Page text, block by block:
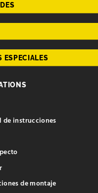
ESPECIALES
de instrucciones
de montaje